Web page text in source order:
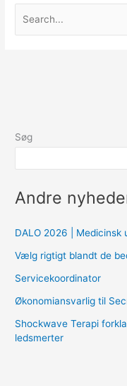
Søg
Andre
DALO 2026 |
Vælg rigtigt blandt de
Servicekoordinator
Økonomiansvarlig til
Shockwave Terapi
ledsmerter